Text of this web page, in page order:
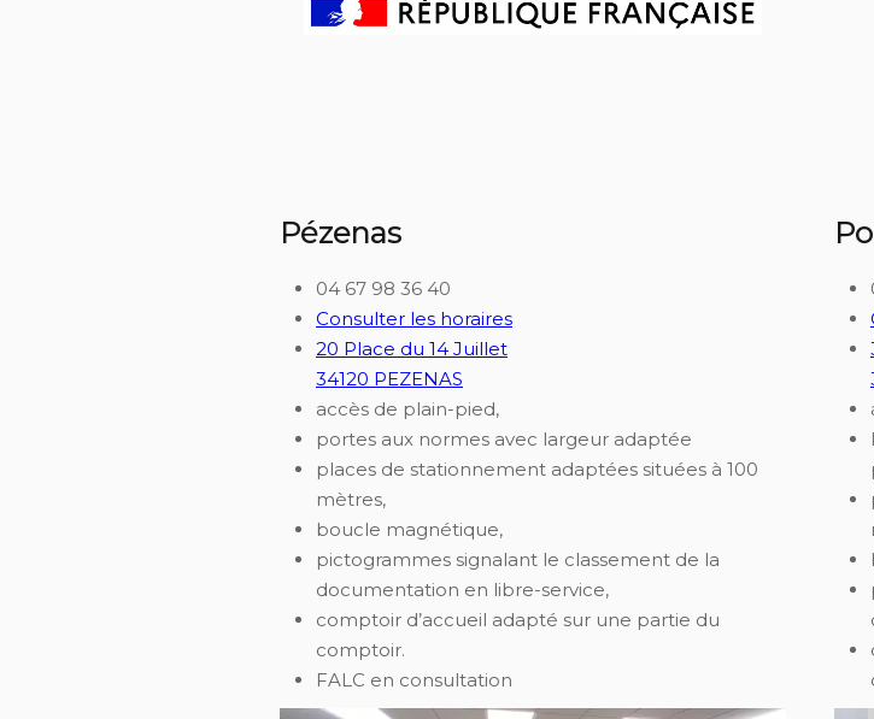
Pézenas
04 67 98 36 40
Consulter les horaires
20 Place du 14 Juillet
34120 PEZENAS
accès de plain-pied,
portes aux normes avec largeur adaptée
places de stationnement adaptées situées à 100
mètres,
boucle magnétique,
pictogrammes signalant le classement de la
documentation en libre-service,
comptoir d’accueil adapté sur une partie du
comptoir.
FALC en consultation